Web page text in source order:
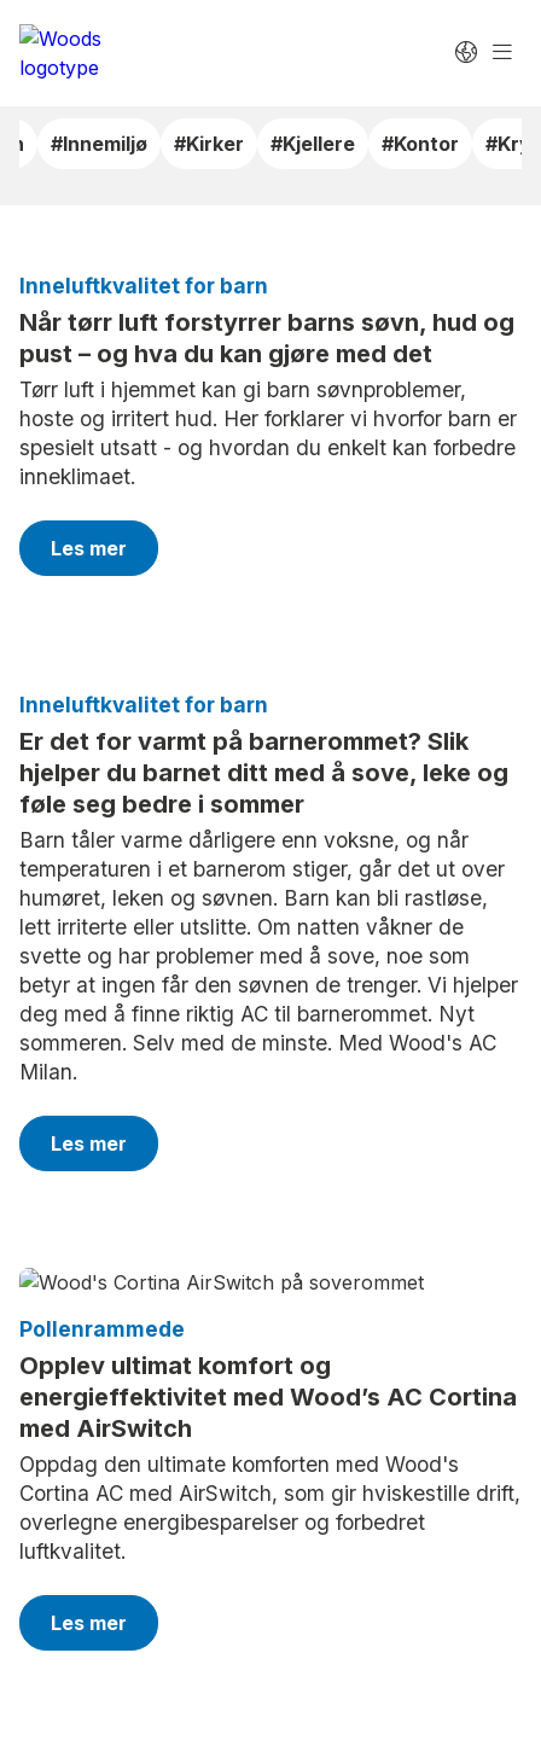
#Innemiljø #Kirker #Kjellere #Kontor
Inneluftkvalitet for barn
Når tørr luft forstyrrer barns søvn, hud og
pust – og hva du kan gjøre med det
Tørr luft i hjemmet kan gi barn søvnproblemer,
hoste og irritert hud. Her forklarer vi hvorfor barn er
spesielt utsatt - og hvordan du enkelt kan forbedre
inneklimaet.
Les mer
Inneluftkvalitet for barn
Er det for varmt på barnerommet? Slik
hjelper du barnet ditt med å sove, leke og
føle seg bedre i sommer
Barn tåler varme dårligere enn voksne, og når
temperaturen i et barnerom stiger, går det ut over
humøret, leken og søvnen. Barn kan bli rastløse,
lett irriterte eller utslitte. Om natten våkner de
svette og har problemer med å sove, noe som
betyr at ingen får den søvnen de trenger. Vi hjelper
deg med å finne riktig AC til barnerommet. Nyt
sommeren. Selv med de minste. Med Wood's AC
Milan.
Les mer
Pollenrammede
Opplev ultimat komfort og
energieffektivitet med Wood’s AC Cortina
med AirSwitch
Oppdag den ultimate komforten med Wood's
Cortina AC med AirSwitch, som gir hviskestille drift,
overlegne energibesparelser og forbedret
luftkvalitet.
Les mer